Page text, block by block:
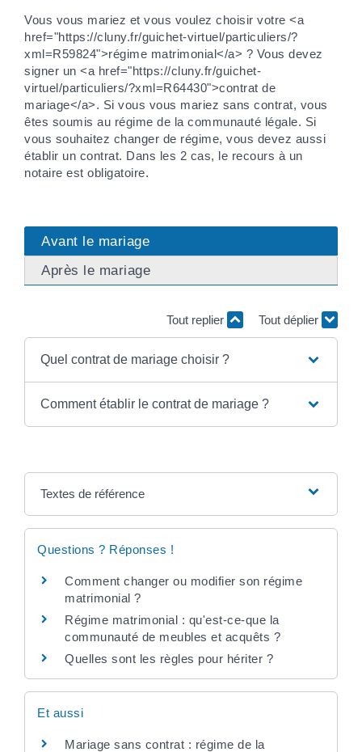
Vous vous mariez et vous voulez choisir votre <a
href="https://cluny.fr/guichet-virtuel/particuliers/?
xml=R59824">régime matrimonial</a> ? Vous devez
signer un <a href="https://cluny.fr/guichet-
virtuel/particuliers/?xml=R64430">contrat de
mariage</a>. Si vous vous mariez sans contrat, vous
êtes soumis au régime de la communauté légale. Si
vous souhaitez changer de régime, vous devez aussi
établir un contrat. Dans les 2 cas, le recours à un
notaire est obligatoire.
Avant le mariage
Après le mariage
Tout replier Tout déplier
Quel contrat de mariage choisir ?
Comment établir le contrat de mariage ?
Textes de référence
Questions ? Réponses !
Comment changer ou modifier son régime
matrimonial ?
Régime matrimonial : qu'est-ce-que la
communauté de meubles et acquêts ?
Quelles sont les règles pour hériter ?
Et aussi
Mariage sans contrat : régime de la